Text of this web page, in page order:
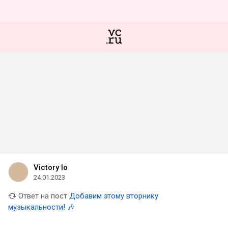
Victory Io
24.01.2023
Ответ на пост Добавим этому вторнику
музыкальности! 🎶